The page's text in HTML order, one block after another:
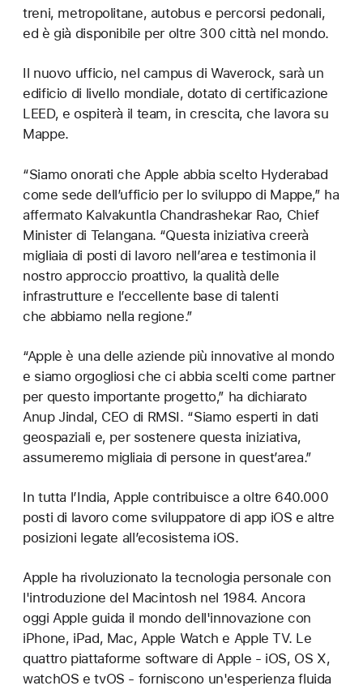
treni, metropolitane, autobus e percorsi pedonali,
ed è già disponibile per oltre 300 città nel mondo.
Il nuovo ufficio, nel campus di Waverock, sarà un
edificio di livello mondiale, dotato di certificazione
LEED, e ospiterà il team, in crescita, che lavora su
Mappe.
“Siamo onorati che Apple abbia scelto Hyderabad
come sede dell’ufficio per lo sviluppo di Mappe,” ha
affermato Kalvakuntla Chandrashekar Rao, Chief
Minister di Telangana. “Questa iniziativa creerà
migliaia di posti di lavoro nell’area e testimonia il
nostro approccio proattivo, la qualità delle
infrastrutture e l’eccellente base di talenti
che abbiamo nella regione.”
“Apple è una delle aziende più innovative al mondo
e siamo orgogliosi che ci abbia scelti come partner
per questo importante progetto,” ha dichiarato
Anup Jindal, CEO di RMSI. “Siamo esperti in dati
geospaziali e, per sostenere questa iniziativa,
assumeremo migliaia di persone in quest’area.”
In tutta l’India, Apple contribuisce a oltre 640.000
posti di lavoro come sviluppatore di app iOS e altre
posizioni legate all’ecosistema iOS.
Apple ha rivoluzionato la tecnologia personale con
l'introduzione del Macintosh nel 1984. Ancora
oggi Apple guida il mondo dell'innovazione con
iPhone, iPad, Mac, Apple Watch e Apple TV. Le
quattro piattaforme software di Apple - iOS, OS X,
watchOS e tvOS - forniscono un'esperienza fluida